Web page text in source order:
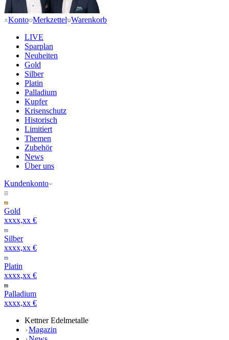
Konto Merkzettel Warenkorb
LIVE
Sparplan
Neuheiten
Gold
Silber
Platin
Palladium
Kupfer
Krisenschutz
Historisch
Limitiert
Themen
Zubehör
News
Über uns
Kundenkonto
Gold
xxxx,xx €
Silber
xxxx,xx €
Platin
xxxx,xx €
Palladium
xxxx,xx €
Kettner Edelmetalle
Magazin